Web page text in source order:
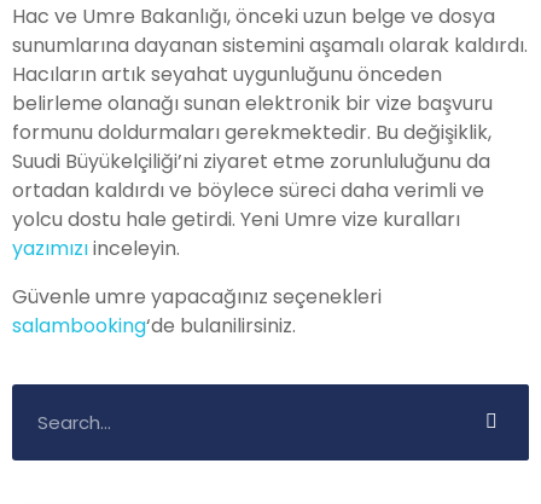
Hac ve Umre Bakanlığı, önceki uzun belge ve dosya
sunumlarına dayanan sistemini aşamalı olarak kaldırdı.
Hacıların artık seyahat uygunluğunu önceden
belirleme olanağı sunan elektronik bir vize başvuru
formunu doldurmaları gerekmektedir. Bu değişiklik,
Suudi Büyükelçiliği’ni ziyaret etme zorunluluğunu da
ortadan kaldırdı ve böylece süreci daha verimli ve
yolcu dostu hale getirdi. Yeni Umre vize kuralları
yazımızıinceleyin.
Güvenle umre yapacağınız seçenekleri
salambooking‘de bulanilirsiniz.